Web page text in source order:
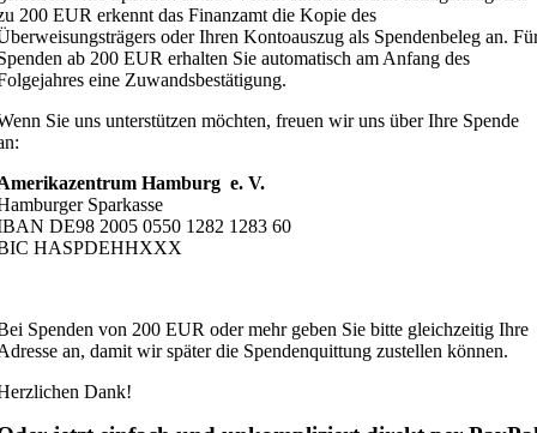
200 EUR erkennt das Finanzamt die Kopie des
oder Ihren Kontoauszug als Spendenbeleg an.
ab 200 EUR erhalten Sie automatisch am Anfang des
eine Zuwandsbestätigung.
Sie uns unterstützen möchten, freuen wir uns über Ihre Spende
Hamburg e. V.
Sparkasse
DE98 2005 0550 1282 1283 60
HASPDEHHXXX
Spenden von 200 EUR oder mehr geben Sie bitte gleichzeitig Ihre
an, damit wir später die Spendenquittung zustellen können.
Dank!